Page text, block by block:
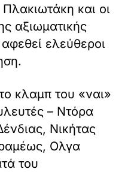
και οι
αξιωματικής
ελεύθεροι
κλαμπ του «ναι»
– Ντόρα
Νικήτας
Ολγα
του